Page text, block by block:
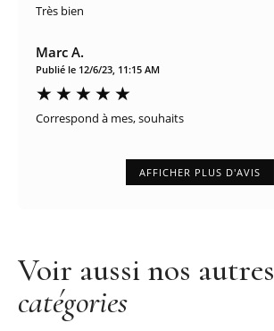
Très bien
Marc A.
Publié le 12/6/23, 11:15 AM
Correspond à mes, souhaits
AFFICHER PLUS D'AVIS
Voir aussi nos autres
catégories